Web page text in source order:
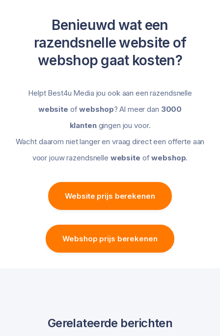
Benieuwd wat een
razendsnelle website of
webshop gaat kosten?
Helpt Best4u Media jou ook aan een razendsnelle
website ofwebshop? Al meer dan 3000
klantengingen jou voor.
Wacht daarom niet langer en vraag direct een offerte aan
voor jouw razendsnelle website ofwebshop.
Website prijs berekenen
Webshop prijs berekenen
Gerelateerde berichten